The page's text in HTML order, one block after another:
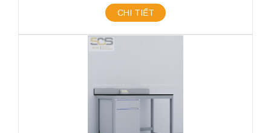
CHI TIẾT